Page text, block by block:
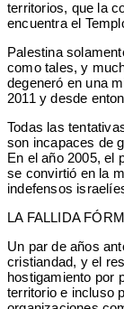
territorios, que la
encuentra el
Palestina
como tales, y
degeneró en una
2011 y desde
Todas las
son incapaces de
En el año 2005, el
se convirtió en la
indefensos
LA FALLIDA
Un par de años
cristiandad, y el
hostigamiento por
territorio e incluso